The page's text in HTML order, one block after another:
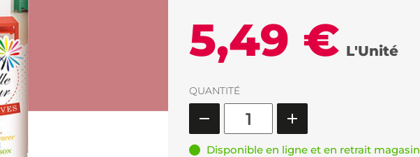
5,49 € L'Unité
QUANTITÉ
Disponible en ligne et en retrait magasin